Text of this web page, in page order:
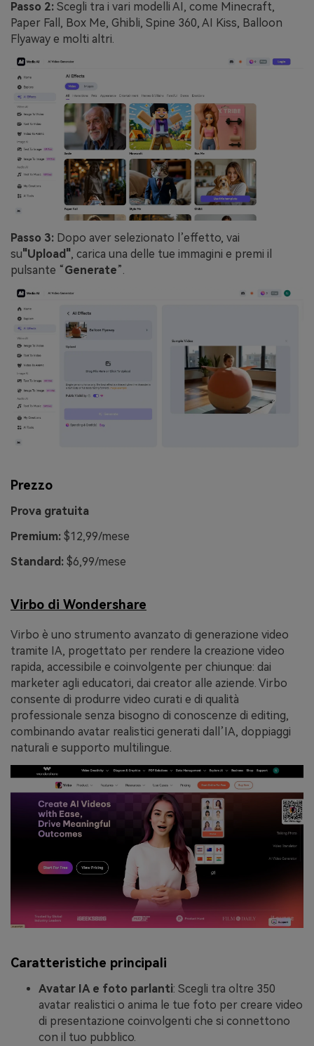
Passo 2: Scegli tra i vari modelli AI, come Minecraft,
Paper Fall, Box Me, Ghibli, Spine 360, AI Kiss, Balloon
Flyaway e molti altri.
Passo 3: Dopo aver selezionato l’effetto, vai
su"Upload", carica una delle tue immagini e premi il
pulsante “Generate”.
Prezzo
Prova gratuita
Premium: $12,99/mese
Standard: $6,99/mese
Virbo di Wondershare
Virbo è uno strumento avanzato di generazione video
tramite IA, progettato per rendere la creazione video
rapida, accessibile e coinvolgente per chiunque: dai
marketer agli educatori, dai creator alle aziende. Virbo
consente di produrre video curati e di qualità
professionale senza bisogno di conoscenze di editing,
combinando avatar realistici generati dall’IA, doppiaggi
naturali e supporto multilingue.
Caratteristiche principali
Avatar IA e foto parlanti: Scegli tra oltre 350
avatar realistici o anima le tue foto per creare video
di presentazione coinvolgenti che si connettono
con il tuo pubblico.